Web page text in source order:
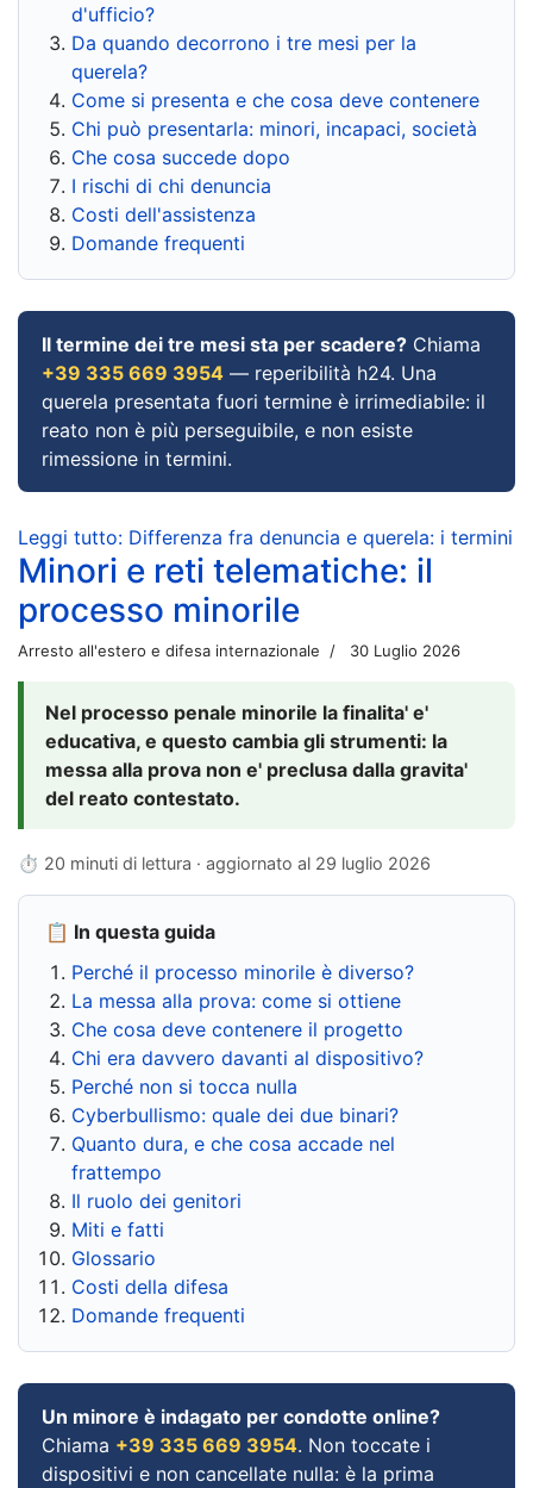
d'ufficio?
Da quando decorrono i tre mesi per la
querela?
Come si presenta e che cosa deve contenere
Chi può presentarla: minori, incapaci, società
Che cosa succede dopo
I rischi di chi denuncia
Costi dell'assistenza
Domande frequenti
Il termine dei tre mesi sta per scadere? Chiama
+39 335 669 3954 — reperibilità h24. Una
querela presentata fuori termine è irrimediabile: il
reato non è più perseguibile, e non esiste
rimessione in termini.
Leggi tutto: Differenza fra denuncia e querela: i termini
Minori e reti telematiche: il
processo minorile
Arresto all'estero e difesa internazionale 30 Luglio 2026
Nel processo penale minorile la finalita' e'
educativa, e questo cambia gli strumenti: la
messa alla prova non e' preclusa dalla gravita'
del reato contestato.
⏱ 20 minuti di lettura · aggiornato al 29 luglio 2026
📋 In questa guida
Perché il processo minorile è diverso?
La messa alla prova: come si ottiene
Che cosa deve contenere il progetto
Chi era davvero davanti al dispositivo?
Perché non si tocca nulla
Cyberbullismo: quale dei due binari?
Quanto dura, e che cosa accade nel
frattempo
Il ruolo dei genitori
Miti e fatti
Glossario
Costi della difesa
Domande frequenti
Un minore è indagato per condotte online?
Chiama +39 335 669 3954. Non toccate i
dispositivi e non cancellate nulla: è la prima